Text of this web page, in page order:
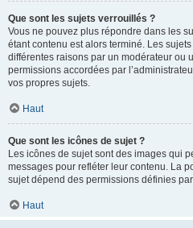
Que sont les sujets verrouillés ?
Vous ne pouvez plus répondre dans les
étant contenu est alors terminé. Les
différentes raisons par un modérateur ou
permissions accordées par
vos propres sujets.
Haut
Que sont les icônes de sujet ?
Les icônes de sujet sont des images qui
messages pour refléter leur contenu. La
sujet dépend des permissions définies
Haut